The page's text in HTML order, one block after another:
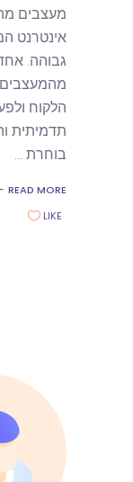
מעצבים
אינטרנט
גבוהה.
מהמעצבים
הלקוח
תדמיתית
בוחרת
READ MORE
LIKE